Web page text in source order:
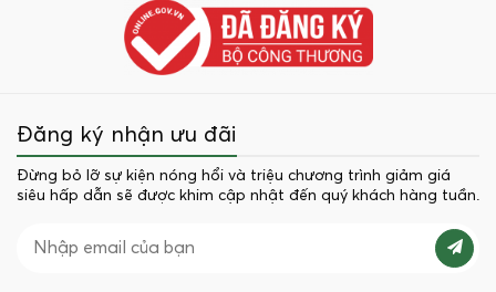
Đăng ký nhận ưu đãi
Đừng bỏ lỡ sự kiện nóng hổi và triệu chương trình giảm giá
siêu hấp dẫn sẽ được khim cập nhật đến quý khách hàng tuần.